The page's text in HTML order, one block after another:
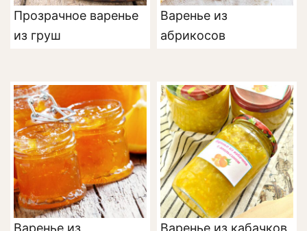
Прозрачное варенье
из груш
Варенье из
абрикосов
Варенье из
Варенье из кабачков